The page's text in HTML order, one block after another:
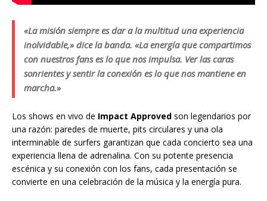
«La misión siempre es dar a la multitud una experiencia
inolvidable,» dice la banda. «La energía que compartimos
con nuestros fans es lo que nos impulsa. Ver las caras
sonrientes y sentir la conexión es lo que nos mantiene en
marcha.»
Los shows en vivo de Impact Approved son legendarios por
una razón: paredes de muerte, pits circulares y una ola
interminable de surfers garantizan que cada concierto sea una
experiencia llena de adrenalina. Con su potente presencia
escénica y su conexión con los fans, cada presentación se
convierte en una celebración de la música y la energía pura.